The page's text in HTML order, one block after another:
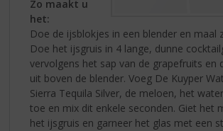
Zo maakt u
het:
Doe de ijsblokjes in een blender en maal
Doe het ijsgruis in 4 lange, dunne
vervolgens het sap van de grapefruits en
uit boven de blender. Voeg De Kuyper
Sierra Tequila Silver, de meloen, het
toe en mix dit enkele seconden. Giet het
het ijsgruis en garneer het glas met een